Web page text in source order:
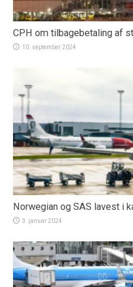
CPH om tilbagebetaling af
10. september 2024
Norwegian og SAS lavest i
3. januar 2024